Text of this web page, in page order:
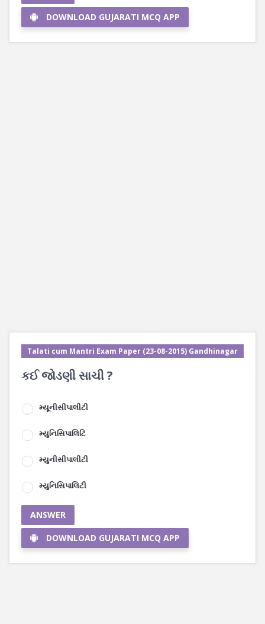
DOWNLOAD GUJARATI MCQ APP
Talati cum Mantri Exam Paper (23-08-2015) Gandhinagar
કઈ જોડણી સાચી ?
મ્યૂનીસીપાલીટી
મ્યુનિસિપાલિટિ
મ્યુનીસીપાલીટી
મ્યુનિસિપાલિટી
ANSWER
DOWNLOAD GUJARATI MCQ APP